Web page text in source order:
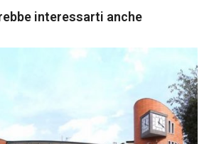
interessarti anche